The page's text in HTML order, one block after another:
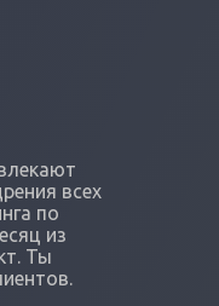
всех
по
из
Ты